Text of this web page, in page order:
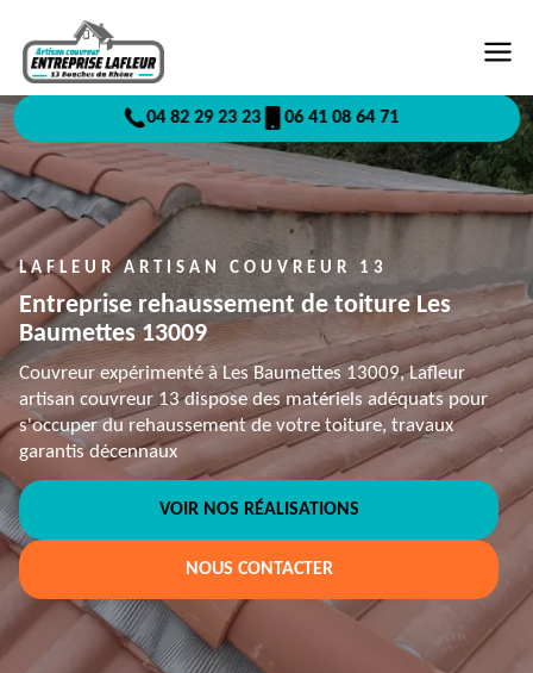
04 82 29 23 23 06 41 08 64 71
LAFLEUR ARTISAN COUVREUR 13
Entreprise rehaussement de toiture Les
Baumettes 13009
Couvreur expérimenté à Les Baumettes 13009, Lafleur
artisan couvreur 13 dispose des matériels adéquats pour
s'occuper du rehaussement de votre toiture, travaux
garantis décennaux
VOIR NOS RÉALISATIONS
NOUS CONTACTER